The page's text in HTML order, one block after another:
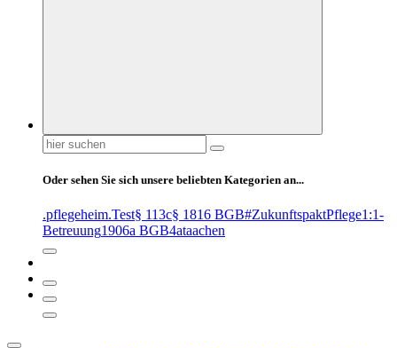
Suchen
nach:
Oder sehen Sie sich unsere beliebten Kategorien an...
.pflegeheim.Test§ 113c§ 1816 BGB#ZukunftspaktPflege1:1-
Betreuung1906a BGB4ataachen